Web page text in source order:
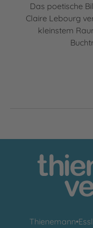
Das poetische
Claire Lebourg
kleinstem
Thienemann•